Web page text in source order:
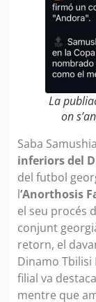
La
on
Saba
inferiors del
del futbol
l’Anorthosis
el seu procés
conjunt
retorn, el
Dinamo Tbilisi
filial va
mentre que